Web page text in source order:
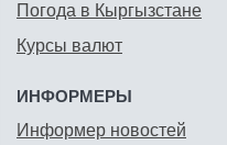
Погода в Кыргызстане
Курсы валют
ИНФОРМЕРЫ
Информер новостей